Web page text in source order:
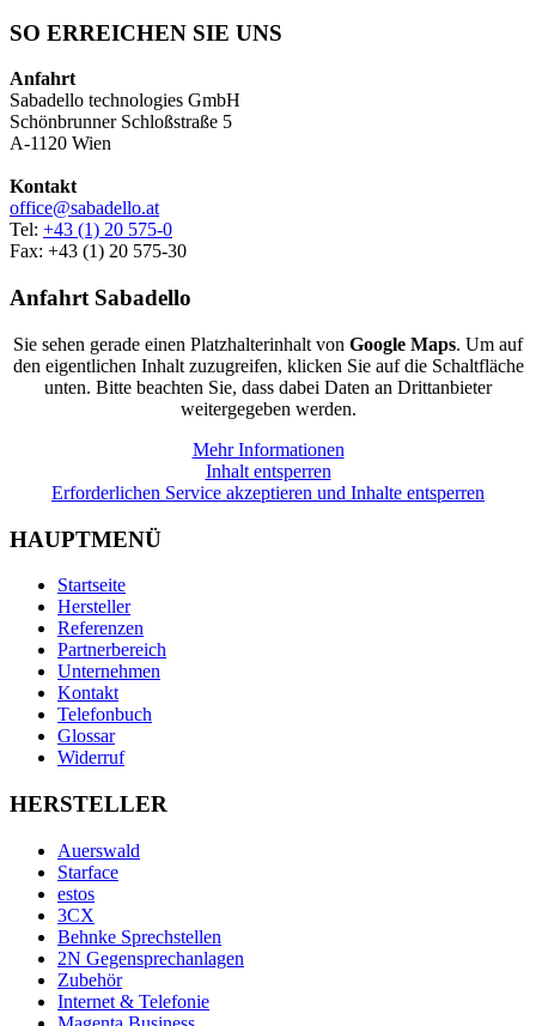
SO ERREICHEN SIE UNS
Anfahrt
Sabadello technologies GmbH
Schönbrunner Schloßstraße 5
A-1120 Wien
Kontakt
office@sabadello.at
Tel: +43 (1) 20 575-0
Fax: +43 (1) 20 575-30
Anfahrt Sabadello
Sie sehen gerade einen Platzhalterinhalt von Google Maps. Um auf
den eigentlichen Inhalt zuzugreifen, klicken Sie auf die Schaltfläche
unten. Bitte beachten Sie, dass dabei Daten an Drittanbieter
weitergegeben werden.
Mehr Informationen
Inhalt entsperren
Erforderlichen Service akzeptieren und Inhalte entsperren
HAUPTMENÜ
Startseite
Hersteller
Referenzen
Partnerbereich
Unternehmen
Kontakt
Telefonbuch
Glossar
Widerruf
HERSTELLER
Auerswald
Starface
estos
3CX
Behnke Sprechstellen
2N Gegensprechanlagen
Zubehör
Internet & Telefonie